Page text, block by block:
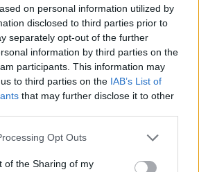
on personal information utilized by
disclosed to third parties prior to
separately opt-out of the further
information by third parties on the
participants. This information may
to third parties on the IAB’s List of
that may further disclose it to other
app uses one or more Google
or usage behaviour. You may click to
Opt Outs
of the Sharing of my
Lewis Hamilton: Οι φωτογραφίες
social media από το καλοκαίρι
στη γάτα σας για να σας
να γνωρίζετε για τον εκλεκτό